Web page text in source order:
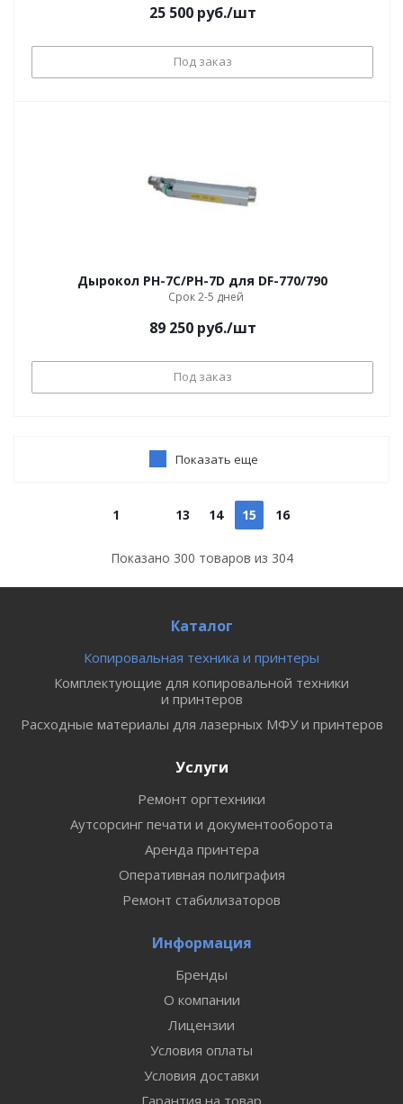
25 500руб./шт
Под заказ
Дырокол PH-7C/PH-7D для DF-770/790
Срок 2-5 дней
89 250руб./шт
Под заказ
Показать еще
1 13 14 15 16
Показано 300 товаров из 304
Каталог
Копировальная техника и принтеры
Комплектующие для копировальной техники
и принтеров
Расходные материалы для лазерных МФУ и принтеров
Услуги
Ремонт оргтехники
Аутсорсинг печати и документооборота
Аренда принтера
Оперативная полиграфия
Ремонт стабилизаторов
Информация
Бренды
О компании
Лицензии
Условия оплаты
Условия доставки
Гарантия на товар